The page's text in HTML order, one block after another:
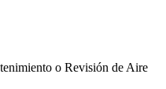
o Revisión de Aire